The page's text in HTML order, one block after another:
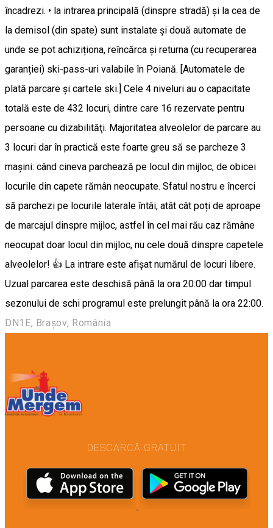
încadrezi. • la intrarea principală (dinspre stradă) și la cea de
la demisol (din spate) sunt instalate și două automate de
unde se pot achiziționa, reîncărca și returna (cu recuperarea
garanției) ski-pass-uri valabile în Poiană. [Automatele de
plată parcare şi cartele ski.] Cele 4 niveluri au o capacitate
totală este de 432 locuri, dintre care 16 rezervate pentru
persoane cu dizabilităţi. Majoritatea alveolelor de parcare au
3 locuri dar în practică este foarte greu să se parcheze 3
mașini: când cineva parchează pe locul din mijloc, de obicei
locurile din capete rămân neocupate. Sfatul nostru e încerci
să parchezi pe locurile laterale întâi, atât cât poți de aproape
de marcajul dinspre mijloc, astfel în cel mai rău caz rămâne
neocupat doar locul din mijloc, nu cele două dinspre capetele
alveolelor! 👍 La intrare este afişat numărul de locuri libere.
Uzual parcarea este deschisă până la ora 20:00 dar timpul
sezonului de schi programul este prelungit până la ora 22:00.
DN1E, Brașov, România
DESCARCĂ GRATUIT